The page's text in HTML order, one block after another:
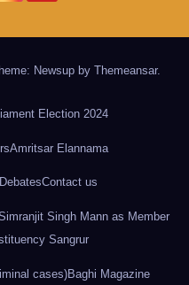
Newsup by Themeansar.
Election 2024
Amritsar Elannama
Contact us
Singh Mann as Member
Sangrur
cases)Baghi Magazine